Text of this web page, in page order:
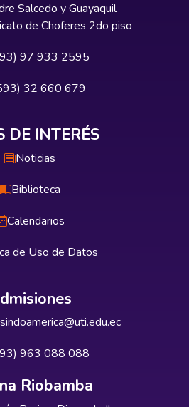
Salcedo y Guayaquil
de Choferes 2do piso
97 933 2595
32 660 679
DE INTERÉS
Noticias
Biblioteca
Calendarios
de Uso de Datos
963 088 088
Riobamba